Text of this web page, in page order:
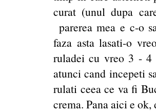
curat (unul dupa
parerea mea e c-o
faza asta lasati-o
ruladei cu vreo 3 - 4
atunci cand incepeti
rulati ceea ce va fi
crema. Pana aici e ok,